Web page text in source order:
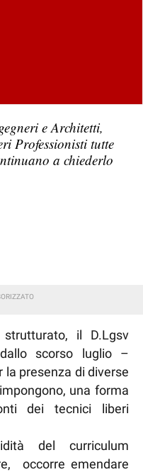
e Architetti,
Professionisti tutte
a chiederlo
strutturato, il D.Lgsv
scorso luglio –
presenza di diverse
una forma
dei tecnici liberi
del curriculum
occorre emendare